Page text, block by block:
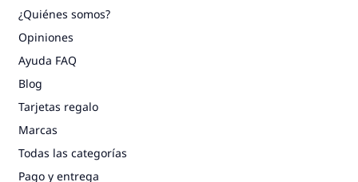
¿Quiénes somos?
Opiniones
Ayuda FAQ
Blog
Tarjetas regalo
Marcas
Todas las categorías
Pago y entrega